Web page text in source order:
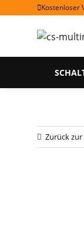
Kostenloser
Zurück zur